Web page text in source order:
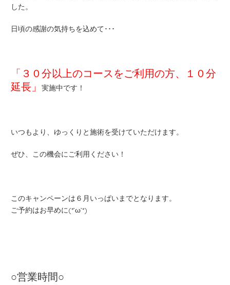
した。
日頃の感謝の気持ちを込めて･･･
「３０分以上のコースをご利用の方、１０分
延長」
実施中です！
いつもより、ゆっくりと施術を受けていただけます。
ぜひ、この機会にご利用ください！
このキャンペーンは６月いっぱいまでとなります。
ご予約はお早めに(*’ω’*)
○営業時間○